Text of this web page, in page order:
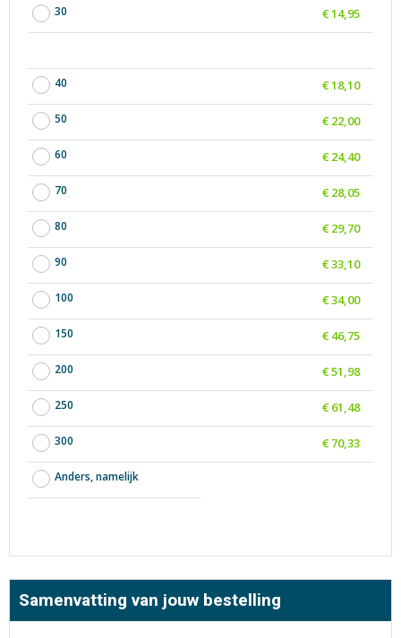
30 € 14,95
40
50
60
70
80
90
100
150
200
250
300
Anders, namelijk
€ 18,10
€ 22,00
€ 24,40
€ 28,05
€ 29,70
€ 33,10
€ 34,00
€ 46,75
€ 51,98
€ 61,48
€ 70,33
Samenvatting van jouw bestelling